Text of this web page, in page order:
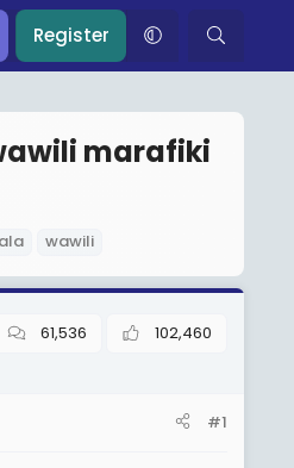
Register
marafiki
wawili
61,536 102,460
#1